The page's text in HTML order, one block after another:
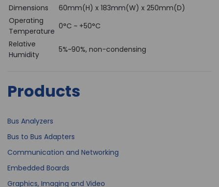
Dimensions
60mm(H) x 183mm(W) x 250mm(D)
Operating
Temperature
0°C ~ +50°C
Relative
Humidity
5%~90%, non-condensing
Products
Bus Analyzers
Bus to Bus Adapters
Communication and Networking
Embedded Boards
Graphics, Imaging and Video